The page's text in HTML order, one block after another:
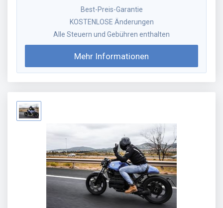
Best-Preis-Garantie
KOSTENLOSE Änderungen
Alle Steuern und Gebühren enthalten
Mehr Informationen